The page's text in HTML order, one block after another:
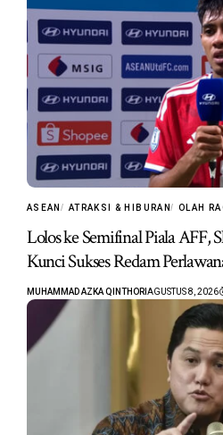
ASEAN ATRAKSI & HIBURAN OLAH
Lolos ke Semifinal Piala AFF,
Kunci Sukses Redam
MUHAMMAD AZKA QINTHORI AGUSTUS 8, 2026